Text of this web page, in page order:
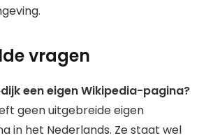
vragen
een eigen Wikipedia-pagina?
geen uitgebreide eigen
in het Nederlands. Ze staat wel